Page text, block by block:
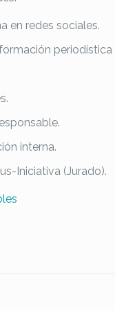
en redes sociales.
periodística
interna.
Iniciativa (Jurado).